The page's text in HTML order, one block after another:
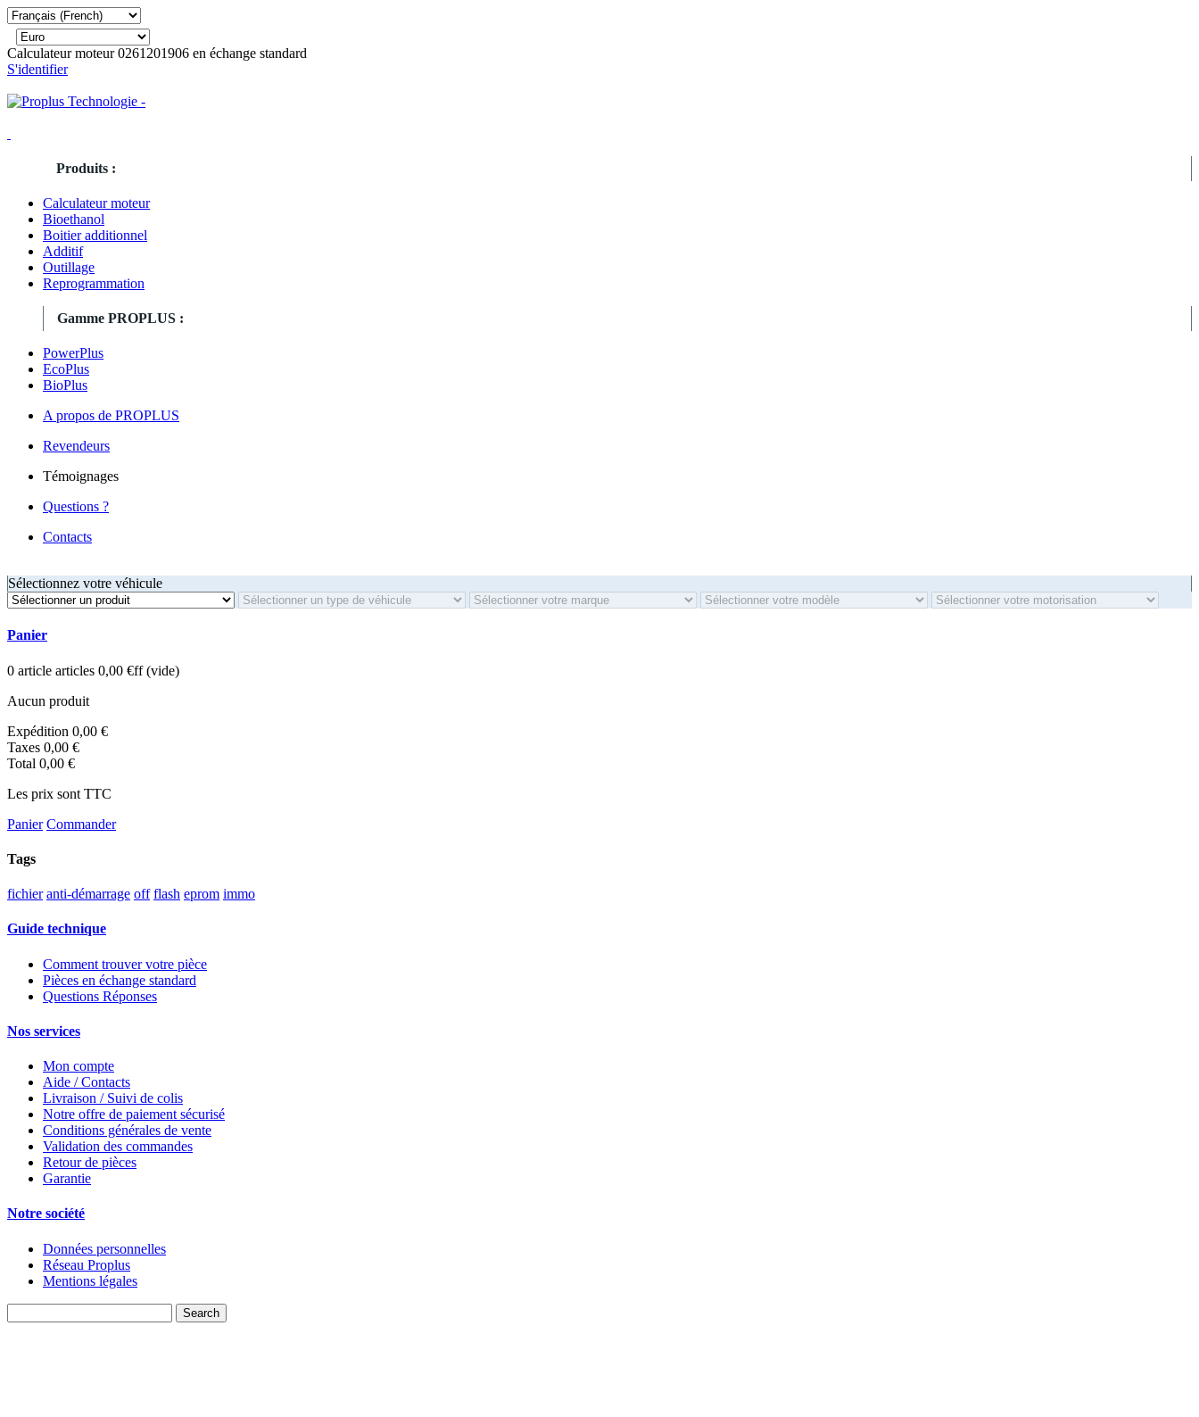
Calculateur moteur 0261201906 en échange standard
S'identifier
Produits :
Calculateur moteur
Bioethanol
Boitier additionnel
Additif
Outillage
Reprogrammation
Gamme PROPLUS :
PowerPlus
EcoPlus
BioPlus
A propos de PROPLUS
Revendeurs
Témoignages
Questions ?
Contacts
Sélectionnez votre véhicule
Panier
0 article articles 0,00 €ff (vide)
Aucun produit
Expédition 0,00 €
Taxes 0,00 €
Total 0,00 €
Les prix sont TTC
Panier Commander
Tags
fichier anti-démarrage off flash eprom immo
Guide technique
Comment trouver votre pièce
Pièces en échange standard
Questions Réponses
Nos services
Mon compte
Aide / Contacts
Livraison / Suivi de colis
Notre offre de paiement sécurisé
Conditions générales de vente
Validation des commandes
Retour de pièces
Garantie
Notre société
Données personnelles
Réseau Proplus
Mentions légales